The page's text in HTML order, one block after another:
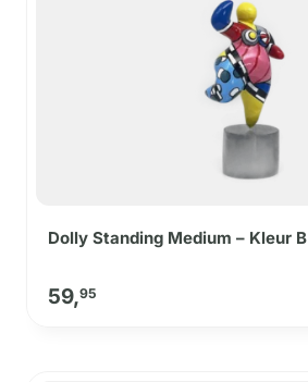
Dolly Standing Medium – Kleur B
59,95